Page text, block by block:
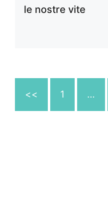
le nostre vite
<< 1 …